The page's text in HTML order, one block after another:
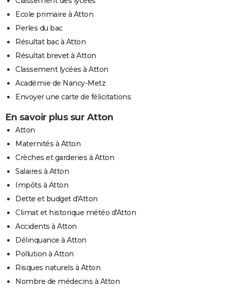
Ecole primaire à Atton
Perles du bac
Résultat bac à Atton
Résultat brevet à Atton
Classement lycées à Atton
Académie de Nancy-Metz
Envoyer une carte de félicitations
En savoir plus sur Atton
Atton
Maternités à Atton
Crèches et garderies à Atton
Salaires à Atton
Impôts à Atton
Dette et budget d'Atton
Climat et historique météo d'Atton
Accidents à Atton
Délinquance à Atton
Pollution à Atton
Risques naturels à Atton
Nombre de médecins à Atton